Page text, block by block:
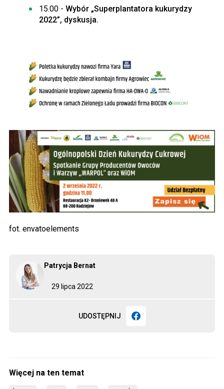
29 lipca 2022
Patrycja Bernat
UDOSTĘPNIJ
15.00 - Wybór „Superplantatora kukurydzy
2022”, dyskusja.
fot. envatoelements